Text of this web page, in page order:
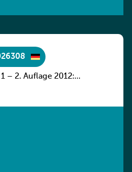
– 2. Auflage 2012: